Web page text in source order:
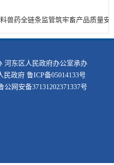
兽药全链条监管筑牢畜产品质量安
河东区人民政府办公室承办
民政府 鲁ICP备05014133号
公网安备37131202371337号